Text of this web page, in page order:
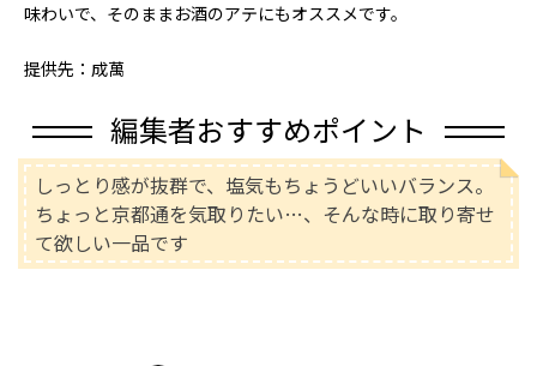
味わいで、そのままお酒のアテにもオススメです。
提供先：成萬
編集者おすすめポイント
しっとり感が抜群で、塩気もちょうどいいバランス。
ちょっと京都通を気取りたい…、そんな時に取り寄せ
て欲しい一品です